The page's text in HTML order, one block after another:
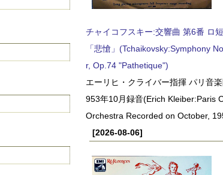
チャイコフスキー:交響曲 第6番 ロ
「悲愴」(Tchaikovsky:Symphony
r, Op.74 "Pathetique")
エーリヒ・クライバー指揮 パリ音
953年10月録音(Erich Kleiber:Paris
Orchestra Recorded on October,
[2026-08-06]